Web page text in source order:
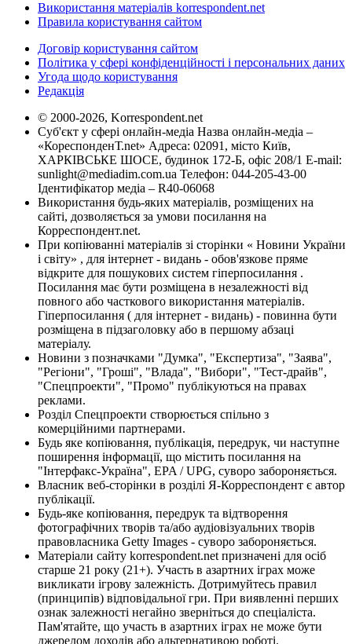
Використання матеріалів korrespondent.net
Правила користування сайтом
Договір користування сайтом
Політика у сфері конфіденційності і персональних даних
Угода щодо користування
Редакція
© 2000-2026, Korrespondent.net
Суб'єкт у сфері онлайн-медіа Назва онлайн-медіа –
«КореспонденТ.net» Адреса: 02091, місто Київ,
ХАРКІВСЬКЕ ШОСЕ, будинок 172-Б, офіс 208/1 E-mail:
sunlight@mediadim.com.ua Телефон: 044-205-43-00
Ідентифікатор медіа – R40-06068
Використання будь-яких матеріалів, розміщених на
сайті, дозволяється за умови посилання на
Корреспондент.net.
При копіюванні матеріалів зі сторінки « Новини України
і світу» , для інтернет - видань - обов'язкове пряме
відкрите для пошукових систем гіперпосилання .
Посилання має бути розміщена в незалежності від
повного або часткового використання матеріалів.
Гіперпосилання ( для інтернет - видань) - повинна бути
розміщена в підзаголовку або в першому абзаці
матеріалу.
Новини з позначками "Думка", "Експертиза", "Заява",
"Регіони", "Гроші", "Влада", "Вибори", "Тест-драйв",
"Спецпроекти", "Промо" публікуються на правах
реклами.
Розділ Спецпроекти створюється спільно з
комерційними партнерами.
Будь яке копіювання, публікація, передрук, чи наступне
поширення інформації, що містить посилання на
"Інтерфакс-Україна", EPA / UPG, суворо забороняється.
Власник веб-сторінки в розділі Я-Корреспондент є автор
публікації.
Будь-яке копіювання, передрук та відтворення
фотографічних творів та/або аудіовізуальних творів
правовласника Getty Images - суворо забороняється.
Матеріали сайту korrespondent.net призначені для осіб
старше 21 року (21+). Участь в азартних іграх може
викликати ігрову залежність. Дотримуйтесь правил
(принципів) відповідальної гри. При виявленні перших
ознак залежності негайно зверніться до спеціаліста.
Пам'ятайте, що участь в азартних іграх не може бути
джерелом доходів або альтернативою роботі.